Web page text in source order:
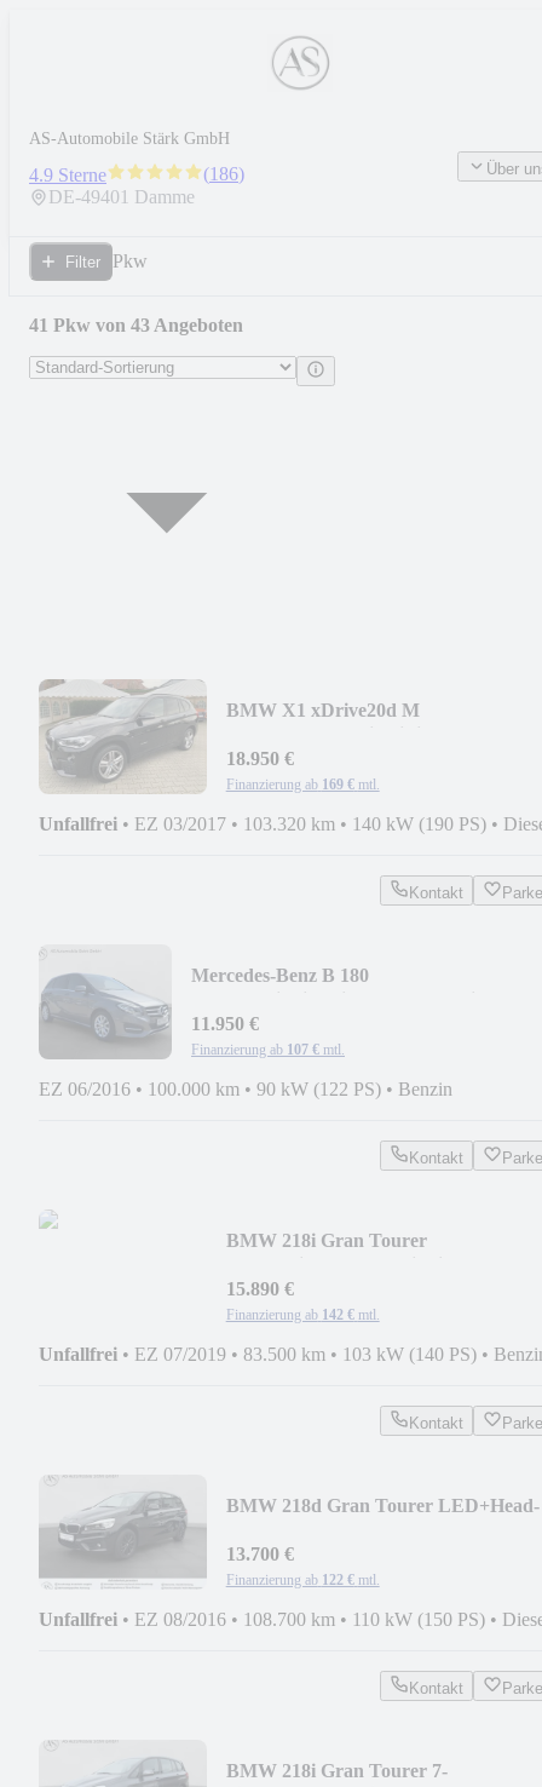
AS-Automobile Stärk GmbH
4.9 Sterne (186)
DE-49401 Damme
Über
Filter Pkw
41 Pkw von 43 Angeboten
BMW X1 xDrive20d M
18.950 €
Finanzierung ab 169 € mtl.
Unfallfrei • EZ 03/2017 • 103.320 km • 140 kW (190 PS) •
Kontakt
Mercedes-Benz B 180
11.950 €
Finanzierung ab 107 € mtl.
EZ 06/2016 • 100.000 km • 90 kW (122 PS) • Benzin
Kontakt
BMW 218i Gran Tourer
15.890 €
Finanzierung ab 142 € mtl.
Unfallfrei • EZ 07/2019 • 83.500 km • 103 kW (140 PS) •
Kontakt
BMW 218d Gran Tourer LED+Head-
13.700 €
Finanzierung ab 122 € mtl.
Unfallfrei • EZ 08/2016 • 108.700 km • 110 kW (150 PS) •
Kontakt
BMW 218i Gran Tourer 7-